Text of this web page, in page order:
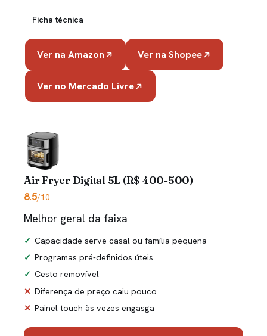
Ficha técnica
Ver na Amazon Ver na Shopee
Ver no Mercado Livre
Air Fryer Digital 5L (R$ 400-500)
8.5/10
Melhor geral da faixa
Capacidade serve casal ou família pequena
Programas pré-definidos úteis
Cesto removível
Diferença de preço caiu pouco
Painel touch às vezes engasga